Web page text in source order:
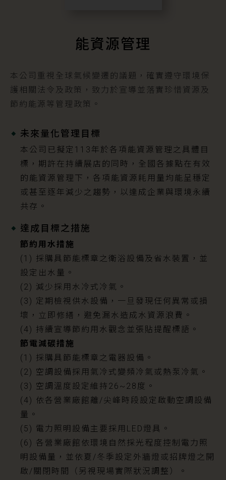
能資源管理
本公司重視全球氣候變遷的議題，確實遵守環境保
護相關法令及政策，致力於宣導並落實珍惜資源及
節約能源等管理政策。
未來量化管理目標
本公司已擬定113年於各項能資源管理之具體目
標，期許在持續展店的同時，全國各據點在有效
的能資源管理下，各項能資源耗用量均能呈穩定
或甚至逐年減少之趨勢，以達成企業與環境永續
共存。
達成目標之措施
節約用水措施
(1) 採購具節能標章之衛浴設備及省水裝置，並
設定出水量。
(2) 減少採用水冷式冷氣。
(3) 定期檢視供水設備，一旦發現任何異常或損
壞，立即修繕，避免漏水造成水資源浪費。
(4) 持續宣導節約用水觀念並張貼提醒標語。
節電減碳措施
(1) 採購具節能標章之電器設備。
(2) 空調設備採用氣冷式變頻冷氣或熱泵冷氣。
(3) 空調溫度設定維持26~28度。
(4) 依各營業廠館離/尖峰時段設定啟動空調設備
量。
(5) 電力照明設備主要採用LED燈具。
(6) 各營業廠館依環境自然採光程度控制電力照
明設備量，並依夏/冬季設定外牆燈或招牌燈之開
啟/關閉時間（另視現場實際狀況調整）。